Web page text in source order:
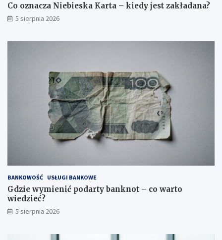
Co oznacza Niebieska Karta – kiedy jest zakładana?
5 sierpnia 2026
BANKOWOŚĆ USŁUGI BANKOWE
Gdzie wymienić podarty banknot – co warto
wiedzieć?
5 sierpnia 2026